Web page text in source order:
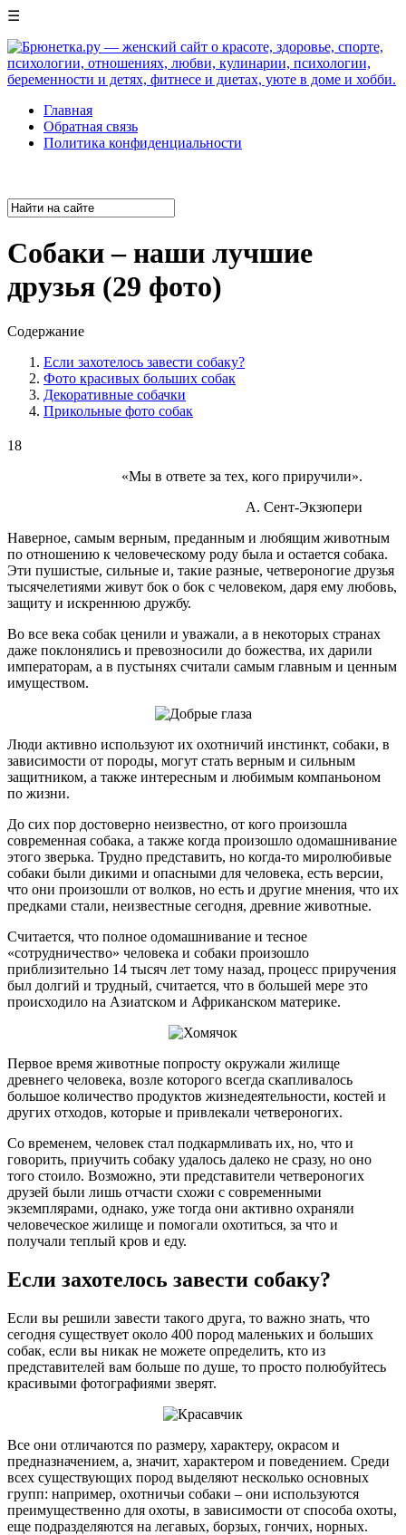
☰
Главная
Обратная связь
Политика конфиденциальности
Собаки – наши лучшие
друзья (29 фото)
Содержание
Если захотелось завести собаку?
Фото красивых больших собак
Декоративные собачки
Прикольные фото собак
18
«Мы в ответе за тех, кого приручили».
А. Сент-Экзюпери
Наверное, самым верным, преданным и любящим животным
по отношению к человеческому роду была и остается собака.
Эти пушистые, сильные и, такие разные, четвероногие друзья
тысячелетиями живут бок о бок с человеком, даря ему любовь,
защиту и искреннюю дружбу.
Во все века собак ценили и уважали, а в некоторых странах
даже поклонялись и превозносили до божества, их дарили
императорам, а в пустынях считали самым главным и ценным
имуществом.
Люди активно используют их охотничий инстинкт, собаки, в
зависимости от породы, могут стать верным и сильным
защитником, а также интересным и любимым компаньоном
по жизни.
До сих пор достоверно неизвестно, от кого произошла
современная собака, а также когда произошло одомашнивание
этого зверька. Трудно представить, но когда-то миролюбивые
собаки были дикими и опасными для человека, есть версии,
что они произошли от волков, но есть и другие мнения, что их
предками стали, неизвестные сегодня, древние животные.
Считается, что полное одомашнивание и тесное
«сотрудничество» человека и собаки произошло
приблизительно 14 тысяч лет тому назад, процесс приручения
был долгий и трудный, считается, что в большей мере это
происходило на Азиатском и Африканском материке.
Первое время животные попросту окружали жилище
древнего человека, возле которого всегда скапливалось
большое количество продуктов жизнедеятельности, костей и
других отходов, которые и привлекали четвероногих.
Со временем, человек стал подкармливать их, но, что и
говорить, приучить собаку удалось далеко не сразу, но оно
того стоило. Возможно, эти представители четвероногих
друзей были лишь отчасти схожи с современными
экземплярами, однако, уже тогда они активно охраняли
человеческое жилище и помогали охотиться, за что и
получали теплый кров и еду.
Если захотелось завести собаку?
Если вы решили завести такого друга, то важно знать, что
сегодня существует около 400 пород маленьких и больших
собак, если вы никак не можете определить, кто из
представителей вам больше по душе, то просто полюбуйтесь
красивыми фотографиями зверят.
Все они отличаются по размеру, характеру, окрасом и
предназначением, а, значит, характером и поведением. Среди
всех существующих пород выделяют несколько основных
групп: например, охотничьи собаки – они используются
преимущественно для охоты, в зависимости от способа охоты,
еще подразделяются на легавых, борзых, гончих, норных.